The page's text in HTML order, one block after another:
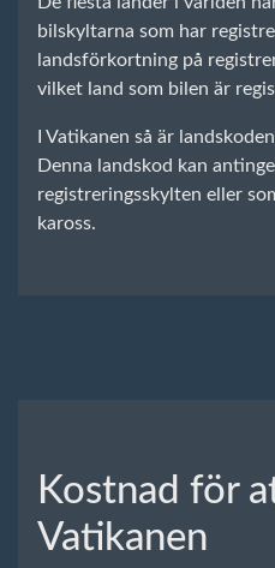
bilskyltarna som har
landsförkortning på
vilket land som bilen är
I Vatikanen så är
Denna landskod kan
registreringsskylten eller
kaross.
Kostnad för
Vatikanen